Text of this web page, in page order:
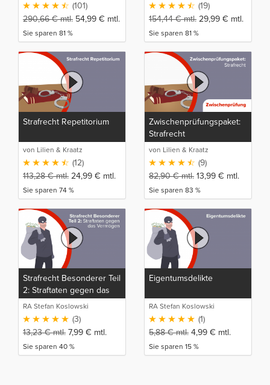
(101)
290,66€mtl. 54,99 € mtl.
Sie sparen 81 %
(19)
154,44€mtl. 29,99 € mtl.
Sie sparen 81 %
Strafrecht Repetitorium
von Lilien & Kraatz
(12)
113,28€mtl. 24,99 € mtl.
Sie sparen 74 %
Zwischenprüfungspaket:
Strafrecht
von Lilien & Kraatz
(9)
82,90€mtl. 13,99 € mtl.
Sie sparen 83 %
Strafrecht Besonderer Teil
2: Straftaten gegen das
Vermögen
RA Stefan Koslowski
(3)
13,23€mtl. 7,99 € mtl.
Sie sparen 40 %
Eigentumsdelikte
RA Stefan Koslowski
(1)
5,88€mtl. 4,99 € mtl.
Sie sparen 15 %